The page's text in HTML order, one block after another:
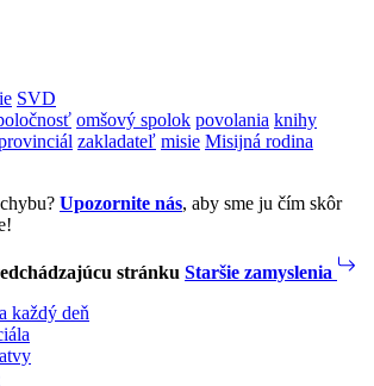
SVD
omšový spolok povolania knihy
zakladateľ misie Misijná rodina
Upozornite nás, aby sme ju čím skôr
stránku Staršie zamyslenia
každý deň